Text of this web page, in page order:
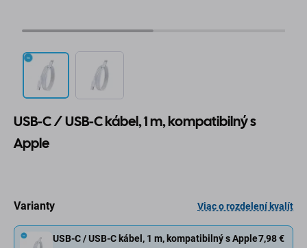
USB-C / USB-C kábel, 1 m, kompatibilný s
Apple
Varianty Viac o rozdelení kvalít
USB-C / USB-C kábel, 1 m, kompatibilný s Apple7,98 €